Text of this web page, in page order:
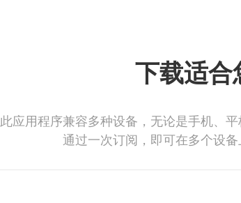
下载适合
此应用程序兼容多种设备，无论是手机、
通过一次订阅，即可在多个设